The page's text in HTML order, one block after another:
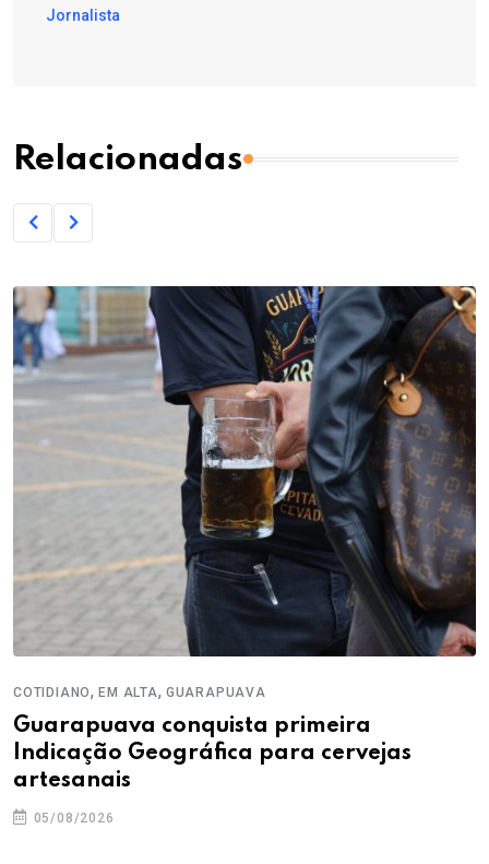
Jornalista
Relacionadas
COTIDIANO,EM ALTA, GUARAPUAVA
Guarapuava conquista primeira
Indicação Geográfica para cervejas
artesanais
05/08/2026